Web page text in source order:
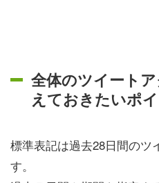
全体のツイート
えておきたいポ
標準表記は過去28日間のツ
す。